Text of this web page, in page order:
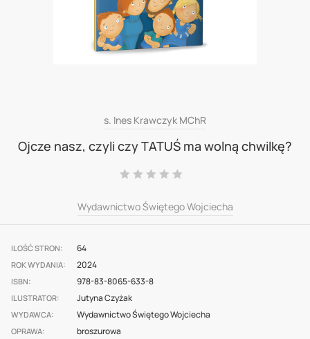
images
gallery
s. Ines Krawczyk MChR
Ojcze nasz, czyli czy TATUŚ ma wolną chwilkę?
Ocena:
Wydawnictwo Świętego Wojciecha
ILOŚĆ STRON 64
ROK WYDANIA 2024
ISBN 978-83-8065-633-8
ILUSTRATOR Jutyna Czyżak
WYDAWCA Wydawnictwo Świętego Wojciecha
OPRAWA broszurowa